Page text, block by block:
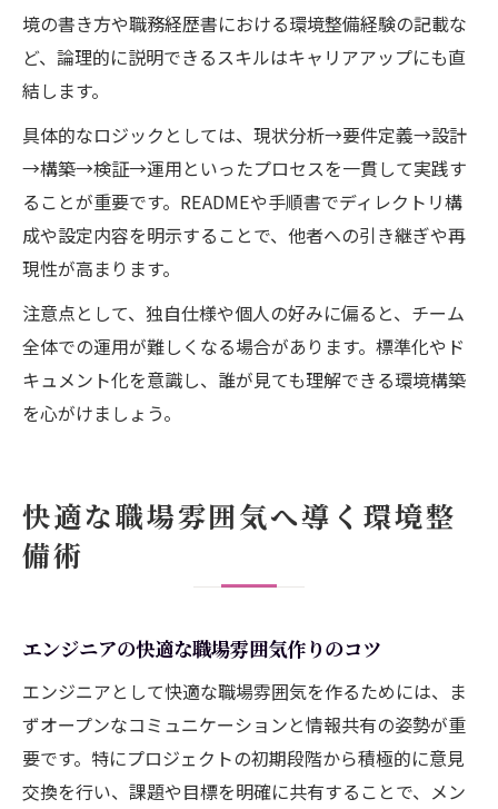
境の書き方や職務経歴書における環境整備経験の記載な
ど、論理的に説明できるスキルはキャリアアップにも直
結します。
具体的なロジックとしては、現状分析→要件定義→設計
→構築→検証→運用といったプロセスを一貫して実践す
ることが重要です。READMEや手順書でディレクトリ構
成や設定内容を明示することで、他者への引き継ぎや再
現性が高まります。
注意点として、独自仕様や個人の好みに偏ると、チーム
全体での運用が難しくなる場合があります。標準化やド
キュメント化を意識し、誰が見ても理解できる環境構築
を心がけましょう。
快適な職場雰囲気へ導く環境整
備術
エンジニアの快適な職場雰囲気作りのコツ
エンジニアとして快適な職場雰囲気を作るためには、ま
ずオープンなコミュニケーションと情報共有の姿勢が重
要です。特にプロジェクトの初期段階から積極的に意見
交換を行い、課題や目標を明確に共有することで、メン